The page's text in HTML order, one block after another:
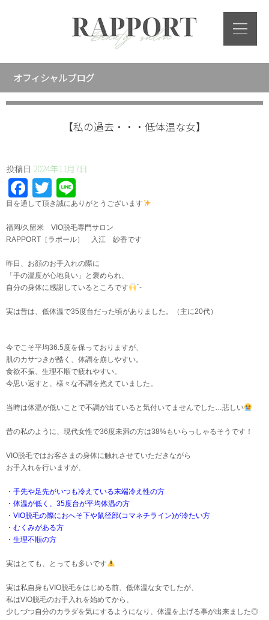
オフィシャルブログ
【私の過去・・・低体温な女】
投稿日 2024年11月7日
Facebook
Twitter
⁡目を通して頂き誠にありがとうございます
福岡/久留米 VIO脱毛専門サロン
RAPPORT［ラポール］ 入江 紗香です
昨日、お顔のお手入れの際に
「手の温度が心地良い」と褒められ、
自分の身体に感謝しているところです
´-
実は昔は、低体温で35度台だった頃がありました。（主に20代）
今でこそ平均36.5度を保っておりますが、
肌のカサつきが酷く、体調を崩しやすい。
食欲不振、生理不順で疲れやすい。
今思い返すと、様々な不調を抱えていました。
当時は体温が低いことで不調が出ていると気付いてませんでした…悲しい
昔の私のように、現代女性で36度未満の方は38%もいらっしゃるそうです！
VIO脱毛ではお客さまの身体に触れさせていただきながら
お手入れを行いますが、
・手先や足先がいつも冷えている末端冷え性の方
・体温が低く、35度台が平均体温の方
・VIO脱毛の際におへそ下や鼠径部(コマネチライン)が冷たい方
・むくみがある方
・生理不順の方
実はとても、とっても多いです
実は私自身もVIO脱毛をはじめる前、低体温な女でしたが、
私はVIO脱毛のお手入れを始めてから、
少しづつ自分のカラダを気にするようになり、体温を上げる事が出来ました◎